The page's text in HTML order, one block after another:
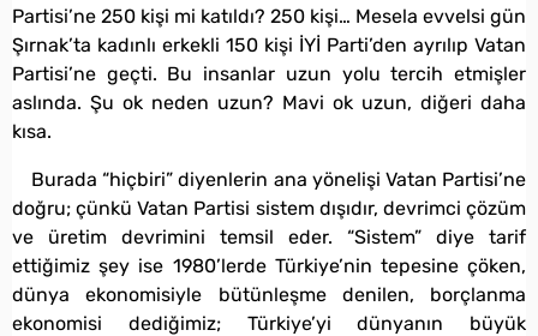
Partisi’ne 250 kişi mi katıldı? 250 kişi… Mesela evvelsi gün
Şırnak’ta kadınlı erkekli 150 kişi İYİ Parti’den ayrılıp Vatan
Partisi’ne geçti. Bu insanlar uzun yolu tercih etmişler
aslında. Şu ok neden uzun? Mavi ok uzun, diğeri daha
kısa.
Burada “hiçbiri” diyenlerin ana yönelişi Vatan Partisi’ne
doğru; çünkü Vatan Partisi sistem dışıdır, devrimci çözüm
ve üretim devrimini temsil eder. “Sistem” diye tarif
ettiğimiz şey ise 1980’lerde Türkiye’nin tepesine çöken,
dünya ekonomisiyle bütünleşme denilen, borçlanma
ekonomisi dediğimiz; Türkiye’yi dünyanın büyük